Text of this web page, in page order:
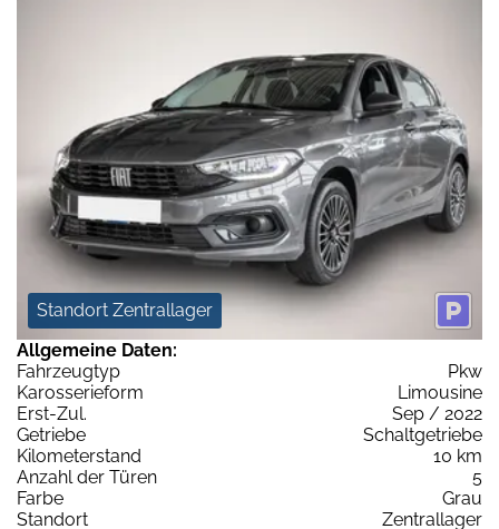
Standort Zentrallager
Allgemeine Daten:
Fahrzeugtyp
Pkw
Karosserieform
Limousine
Erst-Zul.
Sep / 2022
Getriebe
Schaltgetriebe
Kilometerstand
10 km
Anzahl der Türen
5
Farbe
Grau
Standort
Zentrallager